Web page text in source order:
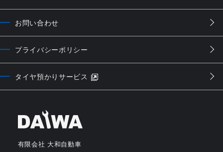
お問い合わせ
プライバシーポリシー
タイヤ預かりサービス
有限会社 大和自動車